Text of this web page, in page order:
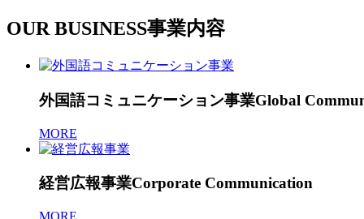
OUR BUSINESS事業内容
外国語コミュニケーション事業Global
MORE
経営広報事業Corporate Communication
MORE